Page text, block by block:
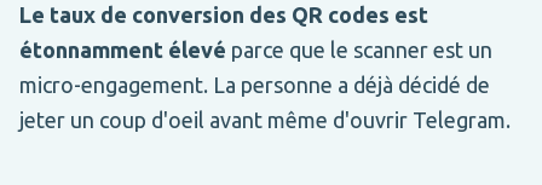
Le taux de conversion des QR codes est
étonnamment élevé parce que le scanner est un
micro-engagement. La personne a déjà décidé de
jeter un coup d'oeil avant même d'ouvrir Telegram.